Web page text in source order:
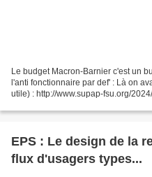
Le budget Macron-Barnier c'est un
l'anti fonctionnaire par def' : Là on
utile) : http://www.supap-fsu.org/
EPS : Le design de la
flux d'usagers types...